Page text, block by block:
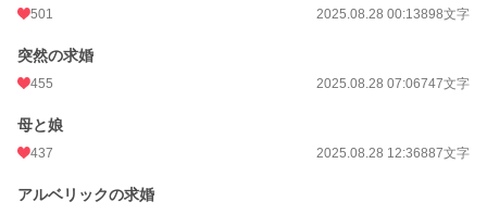
お気に入り
24h.ポイント
文字数
更新日時
初回公開日時
初回完結日時 2025.09.12 21:50
501 2025.08.28 00:13898文字
突然の求婚
455 2025.08.28 07:06747文字
母と娘
437 2025.08.28 12:36887文字
アルベリックの求婚